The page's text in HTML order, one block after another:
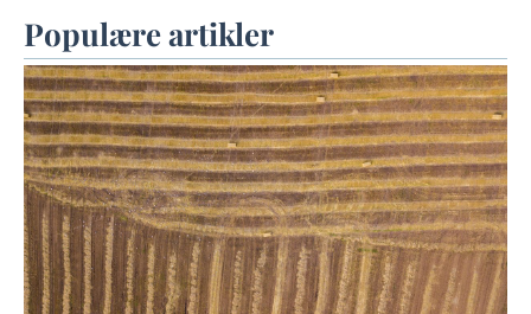
Populære artikler